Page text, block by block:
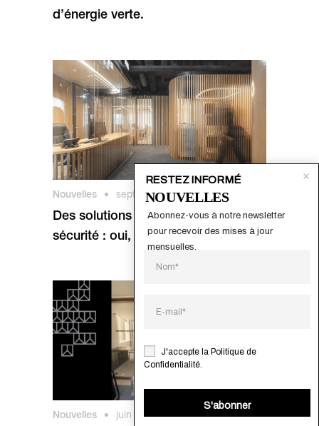
d’énergie verte.
Nouvelles • septembre 2023
Des solutions en verre avec plus de
sécurité : oui, c’est possible !
Nouvelles • juin 2023
J'accepte la Politique de
Confidentialité.
S'abonner
RESTEZ INFORMÉ
Abonnez-vous à notre newsletter
pour recevoir des mises à jour
mensuelles.
NOUVELLES